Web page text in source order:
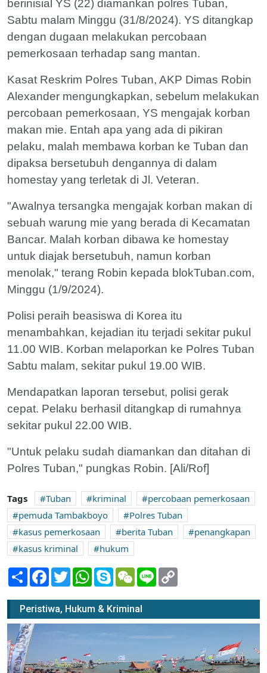
berinisial YS (22) diamankan polres Tuban,
Sabtu malam Minggu (31/8/2024). YS ditangkap
dengan dugaan melakukan percobaan
pemerkosaan terhadap sang mantan.
Kasat Reskrim Polres Tuban, AKP Dimas Robin
Alexander mengungkapkan, sebelum melakukan
percobaan pemerkosaan, YS mengajak korban
makan mie. Entah apa yang ada di pikiran
pelaku, malah membawa korban ke Tuban dan
dipaksa bersetubuh dengannya di dalam
homestay yang terletak di Jl. Veteran.
"Awalnya tersangka mengajak korban makan di
sebuah warung mie yang berada di Kecamatan
Bancar. Malah korban dibawa ke homestay
untuk diajak bersetubuh, namun korban
menolak," terang Robin kepada blokTuban.com,
Minggu (1/9/2024).
Polisi peraih beasiswa di Korea itu
menambahkan, kejadian itu terjadi sekitar pukul
11.00 WIB. Korban melaporkan ke Polres Tuban
Sabtu malam, sekitar pukul 19.00 WIB.
Mendapatkan laporan tersebut, polisi gerak
cepat. Pelaku berhasil ditangkap di rumahnya
sekitar pukul 22.00 WIB.
"Untuk pelaku sudah diamankan dan ditahan di
Polres Tuban," pungkas Robin. [Ali/Rof]
Tags Tuban kriminal
percobaan pemerkosaan
pemuda Tambakboyo
Polres Tuban
kasus pemerkosaan
berita Tuban
penangkapan
kasus kriminal
hukum
Share Facebook
TwitterWhatsApp
SkypeWeChatLine
Peristiwa, Hukum & Kriminal